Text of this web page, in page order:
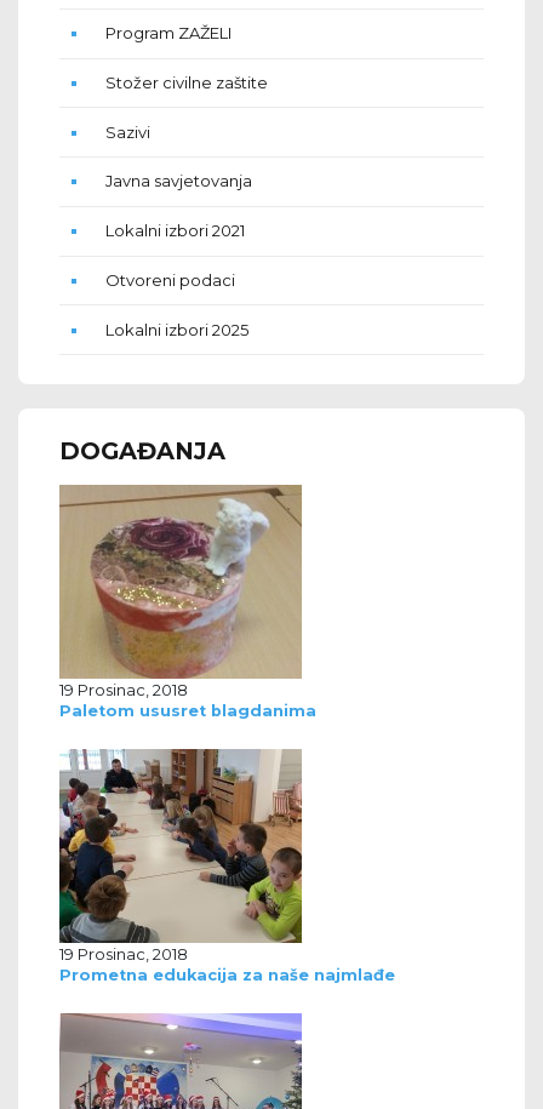
Program ZAŽELI
Stožer civilne zaštite
Sazivi
Javna savjetovanja
Lokalni izbori 2021
Otvoreni podaci
Lokalni izbori 2025
DOGAĐANJA
19 Prosinac, 2018
Paletom ususret blagdanima
19 Prosinac, 2018
Prometna edukacija za naše najmlađe